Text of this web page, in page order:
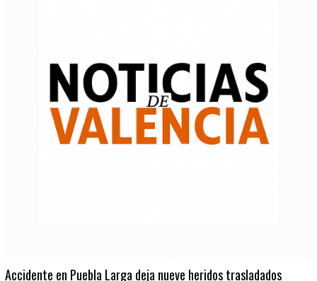
Accidente en Puebla Larga deja nueve heridos trasladados